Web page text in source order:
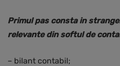
Primul pas consta in
relevante din softul de
– bilant contabil;